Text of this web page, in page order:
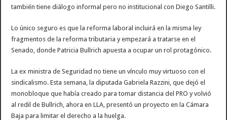
también tiene diálogo informal pero no institucional con Diego Santilli.
Lo único seguro es que la reforma laboral incluirá en la misma ley
fragmentos de la reforma tributaria y empezará a tratarse en el
Senado, donde Patricia Bullrich apuesta a ocupar un rol protagónico.
La ex ministra de Seguridad no tiene un vínculo muy virtuoso con el
sindicalismo. Esta semana, la diputada Gabriela Razzini, que dejó el
monobloque que había creado para tomar distancia del PRO y volvió
al redil de Bullrich, ahora en LLA, presentó un proyecto en la Cámara
Baja para limitar el derecho a la huelga.